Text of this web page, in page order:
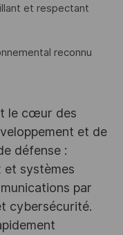
et respectant
reconnu
le cœur des
et de
défense :
et systèmes
par
cybersécurité.